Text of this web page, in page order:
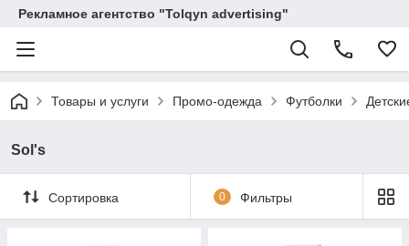
Рекламное агентство "Tolqyn advertising"
Товары и услуги Промо-одежда Футболки
Sol's
Сортировка 0 Фильтры